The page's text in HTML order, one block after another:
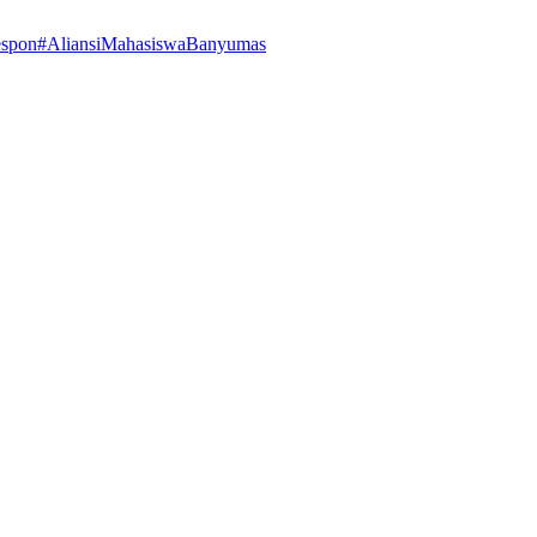
#AliansiMahasiswaBanyumas